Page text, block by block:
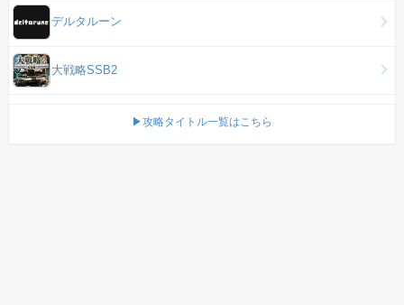
デルタルーン
大戦略SSB2
▶攻略タイトル一覧はこちら